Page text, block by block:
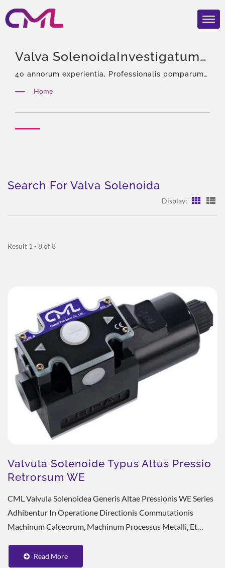
Valva SolenoidaInvestigatum |
CML: ISO 9001 & CE
Certificatus Hydraulicae
Pompam Fabricator –
Praemium Vincens Qualitas
40 annorum experientia, Professionalis pomparum
Home
Search For Valva Solenoida
Display:
Result 1 - 8 of 8
Valvula Solenoide Typus Altus Pressio
Retrorsum WE
CML Valvula Solenoidea Generis Altae Pressionis WE Series
Adhibentur In Operatione Directionis Commutationis
Machinum Calceorum, Machinum Processus Metalli, Et
Read More